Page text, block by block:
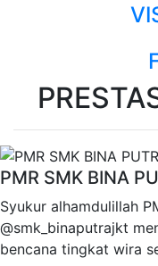
PMR SMK BINA
Syukur alhamdulillah
@smk_binaputrajkt
bencana tingkat wira